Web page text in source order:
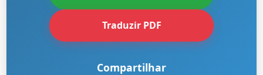
Traduzir PDF
Compartilhar